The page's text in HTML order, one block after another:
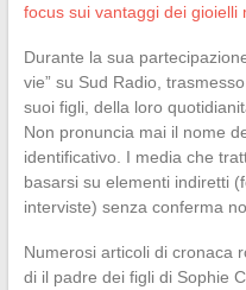
focus sui vantaggi dei gioielli
Durante la sua
vie” su Sud Radio,
suoi figli, della loro
Non pronuncia mai il nome
identificativo. I media che
basarsi su elementi indiretti
interviste) senza conferma
Numerosi articoli di cronaca
di il padre dei figli di Sophie